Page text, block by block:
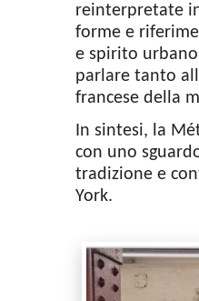
reinterpretate
forme e
e spirito
parlare tanto
francese della
In sintesi, la
con uno
tradizione e
York.